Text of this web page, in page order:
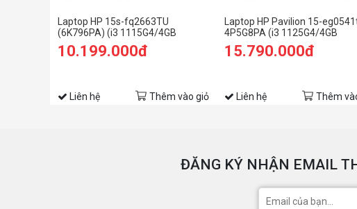
Laptop HP 15s-fq2663TU
(6K796PA) (i3 1115G4/4GB
RAM/256GB SSD/15.6
HD/Win11/Bạc)
10.199.000đ
Liên hệ Thêm vào giỏ
Laptop HP Pavilion 15-
4P5G8PA (i3 1125G4/4GB
RAM/512GB SSD/15.6" FHD/
11/Bạc)
15.790.000đ
Liên hệ Thêm
ĐĂNG KÝ NHẬN EMAIL